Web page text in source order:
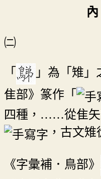
㈡
「
」為「雉」
隹部》篆作「
四種，……從隹矢
，古文雉
《字彙補．鳥部》